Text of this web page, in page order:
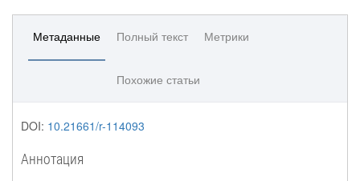
Метаданные Полный текст Метрики
Похожие статьи
DOI: 10.21661/r-114093
Аннотация